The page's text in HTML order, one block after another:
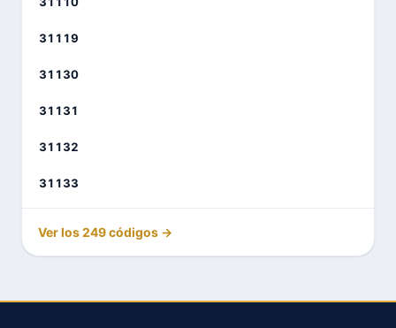
31119
31130
31131
31132
31133
Ver los 249 códigos →